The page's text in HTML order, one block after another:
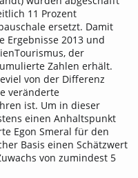
11 Prozent
ersetzt. Damit
Ergebnisse 2013 und
der
Zahlen erhält.
von der Differenz
veränderte
ist. Um in dieser
einen Anhaltspunkt
Egon Smeral für den
Basis einen Schätzwert
von zumindest 5